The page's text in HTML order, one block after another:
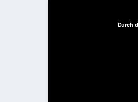
Durch